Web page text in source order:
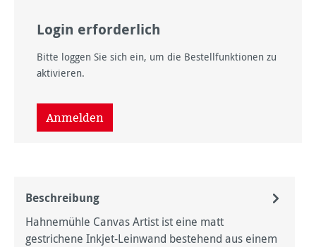
Login erforderlich
Bitte loggen Sie sich ein, um die Bestellfunktionen zu
aktivieren.
Anmelden
Beschreibung
Hahnemühle Canvas Artist ist eine matt
gestrichene Inkjet-Leinwand bestehend aus einem